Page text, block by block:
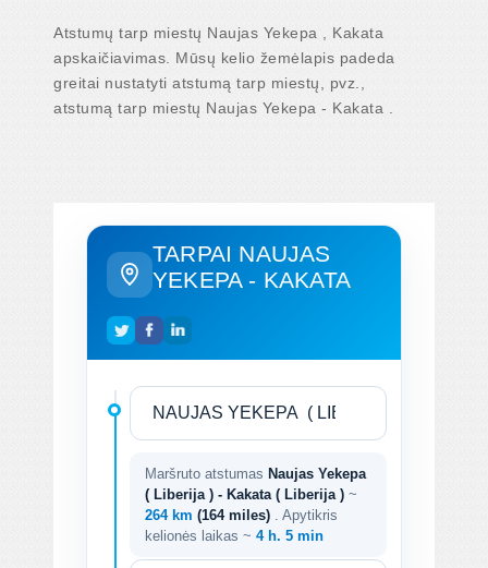
Atstumų tarp miestų Naujas Yekepa , Kakata
apskaičiavimas. Mūsų kelio žemėlapis padeda
greitai nustatyti atstumą tarp miestų, pvz.,
atstumą tarp miestų Naujas Yekepa - Kakata .
TARPAI NAUJAS
YEKEPA - KAKATA
Maršruto atstumas Naujas Yekepa
( Liberija ) - Kakata ( Liberija ) ~
264 km (164 miles)
. Apytikris
kelionės laikas ~ 4 h. 5 min